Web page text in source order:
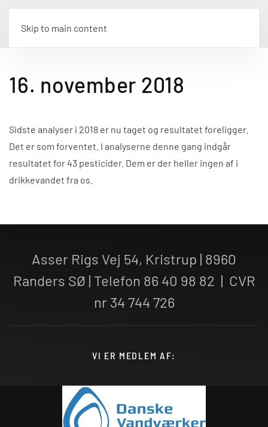
Skip to main content
16. november 2018
Sidste analyser i 2018 er nu taget og resultatet foreligger.
Det er som forventet. I analyserne denne gang indgår
resultatet for 43 pesticider. Dem er der heller ingen af i
drikkevandet fra os.
Asser Rigs Vej 54, Kristrup | 8960
Randers SØ | Telefon 86 40 98 82 | CVR
nr 34 744 726
VI ER MEDLEM AF: